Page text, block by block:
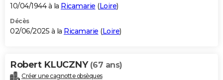
S'inscrire
Se connecter
Lycées
Collèges
Primaires
Universités
Entreprises
Service militaire
Avis de recherche
AVIS DE DÉCÈS
Bricolage
Lifestyle
Culture
Sport
Auto
Television
Voyage
Cinema
10/04/1944 à la Ricamarie (Loire)
Décès
02/06/2025 à la Ricamarie (Loire)
Robert KLUCZNY (67 ans)
Créer une cagnotte obsèques